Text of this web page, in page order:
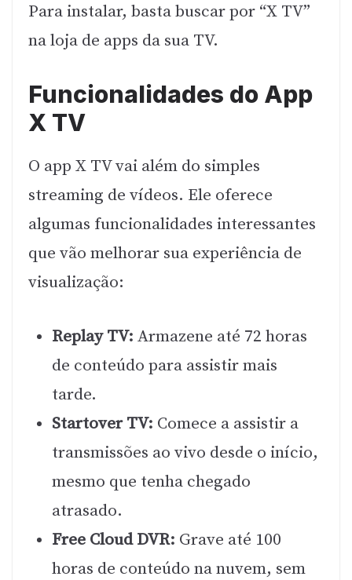
Para instalar, basta buscar por “X TV”
na loja de apps da sua TV.
Funcionalidades do App
X TV
O app X TV vai além do simples
streaming de vídeos. Ele oferece
algumas funcionalidades interessantes
que vão melhorar sua experiência de
visualização:
Replay TV: Armazene até 72 horas
de conteúdo para assistir mais
tarde.
Startover TV: Comece a assistir a
transmissões ao vivo desde o início,
mesmo que tenha chegado
atrasado.
Free Cloud DVR: Grave até 100
horas de conteúdo na nuvem, sem